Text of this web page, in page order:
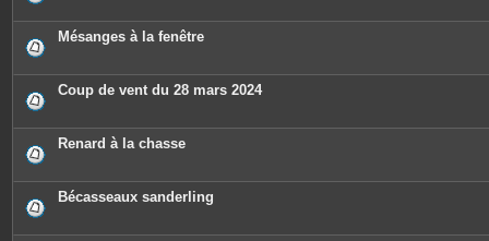
Mésanges à la fenêtre
Coup de vent du 28 mars 2024
Renard à la chasse
Bécasseaux sanderling